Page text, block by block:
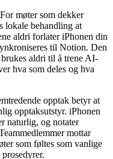
møter som dekker
lokale behandling at
aldri forlater iPhonen din
til Notion. Den
aldri til å trene AI-
hva som deles og hva
opptak betyr at
opptaksutstyr. iPhonen
naturlig, og notater
mottar
som føltes som vanlige